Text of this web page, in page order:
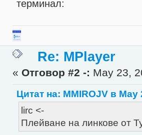
терминал:
Re: MPlayer
« Отговор #2 -: May 23,
Цитат на: MMIROJV в May
lirc <-
Плейване на линкове от